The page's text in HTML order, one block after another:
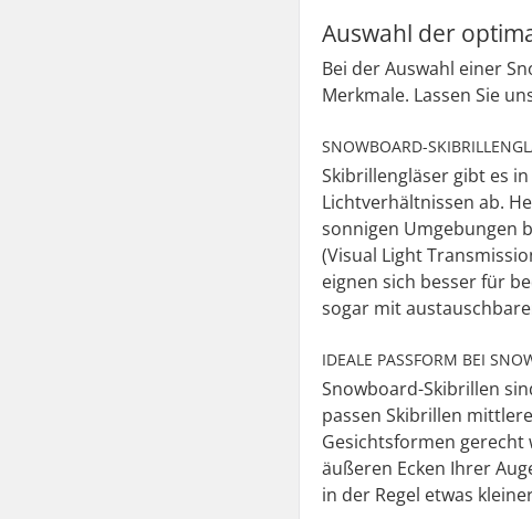
Auswahl der
Bei der Auswahl einer
Merkmale. Lassen Sie
SNOWBOARD-
Skibrillengläser gibt es
Lichtverhältnissen ab.
sonnigen Umgebungen
(Visual Light
eignen sich besser für
sogar mit
IDEALE PASSFORM BEI
Snowboard-Skibrillen
passen Skibrillen
Gesichtsformen gerecht
äußeren Ecken Ihrer
in der Regel etwas